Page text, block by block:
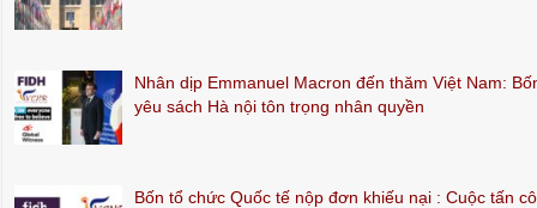
Nhân dịp Emmanuel Macron đến thăm Việt Nam:
yêu sách Hà nội tôn trọng nhân quyền
Bốn tổ chức Quốc tế nộp đơn khiếu nại : Cuộc tấn